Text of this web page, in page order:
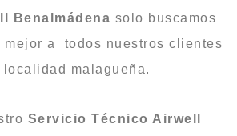
Benalmádena solo buscamos
mejor a todos nuestros clientes
localidad malagueña.
Servicio Técnico Airwell